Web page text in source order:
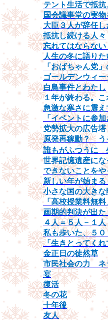
テント生活で抵
国会議事堂の実
大臣３人が辞任
抵抗し続ける人々
忘れてはならな
人生の冬に語り
「おばちゃん党
ゴールデンウィ
白鳥事件とわたし
１年が終わる。
急激な寒さに震
「イベントに参
党勢拡大の広告
原発再稼動？ う
誰もがふつうに
世界記憶遺産にな
できないことを
新しい年が始ま
小さな国の大きな
「高校授業料無
画期的判決が出た
４人＝５人－１人
私も歩いた、５
「生きとってく
金正日の徒然草
市民社会の力 ネ
宴
復活
冬の花
十年後
友人